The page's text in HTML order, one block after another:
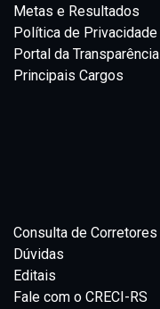
Metas e Resultados
Política de Privacidade
Portal da Transparência
Principais Cargos
Consulta de Corretores
Dúvidas
Editais
Fale com o CRECI-RS